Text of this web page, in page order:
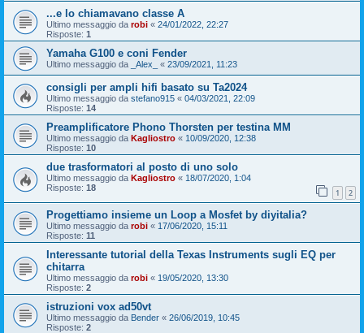
...e lo chiamavano classe A
Ultimo messaggio da robi « 24/01/2022, 22:27
Risposte: 1
Yamaha G100 e coni Fender
Ultimo messaggio da _Alex_ « 23/09/2021, 11:23
consigli per ampli hifi basato su Ta2024
Ultimo messaggio da stefano915 « 04/03/2021, 22:09
Risposte: 14
Preamplificatore Phono Thorsten per testina MM
Ultimo messaggio da Kagliostro « 10/09/2020, 12:38
Risposte: 10
due trasformatori al posto di uno solo
Ultimo messaggio da Kagliostro « 18/07/2020, 1:04
Risposte: 18 1 2
Progettiamo insieme un Loop a Mosfet by diyitalia?
Ultimo messaggio da robi « 17/06/2020, 15:11
Risposte: 11
Interessante tutorial della Texas Instruments sugli EQ per
chitarra
Ultimo messaggio da robi « 19/05/2020, 13:30
Risposte: 2
istruzioni vox ad50vt
Ultimo messaggio da Bender « 26/06/2019, 10:45
Risposte: 2